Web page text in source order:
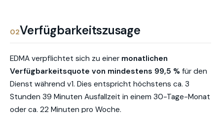
02Verfügbarkeitszusage
EDMA verpflichtet sich zu einer monatlichen
Verfügbarkeitsquote von mindestens 99,5 % für den
Dienst während v1. Dies entspricht höchstens ca. 3
Stunden 39 Minuten Ausfallzeit in einem 30-Tage-Monat
oder ca. 22 Minuten pro Woche.